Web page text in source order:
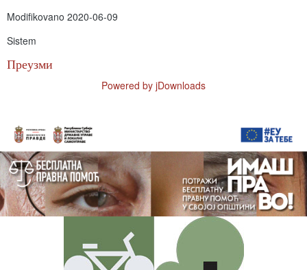
Modifikovano 2020-06-09
Sistem
Преузми
Powered by jDownloads